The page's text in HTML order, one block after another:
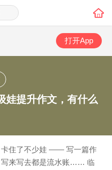
打开App
娃提升作文，有什么
卡住了不少娃 —— 写一篇作
来写去都是流水账…… 临